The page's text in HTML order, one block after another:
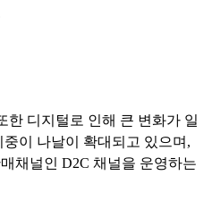
한 디지털로 인해 큰 변화가 일
이 나날이 확대되고 있으며,
채널인 D2C 채널을 운영하는